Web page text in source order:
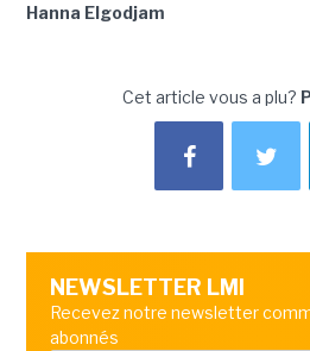
Hanna Elgodjam
Cet article vous a plu?
NEWSLETTER LMI
Recevez notre newsletter
abonnés